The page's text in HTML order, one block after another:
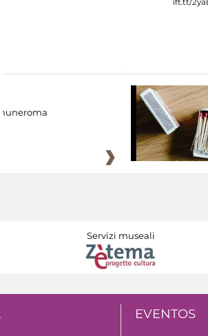
Servizi museali
EVENTOS